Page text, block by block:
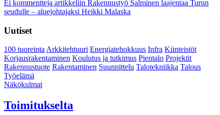
Ei kommentteja artikkeliin Rakennustyö Salminen laajentaa Turun
seudulle – aluejohtajaksi Heikki Malaska
Uutiset
100 tuoreintaArkkitehtuuri Energiatehokkuus Infra Kiinteistöt
Korjausrakentaminen Koulutus ja tutkimus Pientalo Projektit
Rakennustuote Rakentaminen Suunnittelu Talotekniikka Talous
Työelämä
Näkökulmat
Toimitukselta